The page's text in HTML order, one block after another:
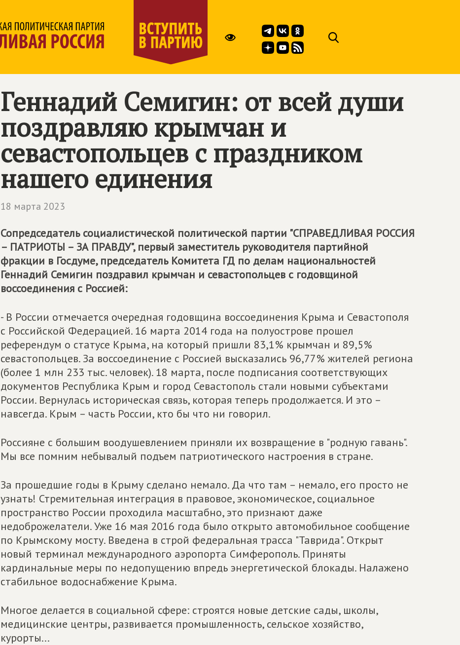
Геннадий Семигин: от всей души
поздравляю крымчан и
севастопольцев с праздником
нашего единения
18 марта 2023
Сопредседатель социалистической политической партии "СПРАВЕДЛИВАЯ РОССИЯ
– ПАТРИОТЫ – ЗА ПРАВДУ", первый заместитель руководителя партийной
фракции в Госдуме, председатель Комитета ГД по делам национальностей
Геннадий Семигин поздравил крымчан и севастопольцев с годовщиной
воссоединения с Россией:
- В России отмечается очередная годовщина воссоединения Крыма и Севастополя
с Российской Федерацией. 16 марта 2014 года на полуострове прошел
референдум о статусе Крыма, на который пришли 83,1% крымчан и 89,5%
севастопольцев. За воссоединение с Россией высказались 96,77% жителей региона
(более 1 млн 233 тыс. человек). 18 марта, после подписания соответствующих
документов Республика Крым и город Севастополь стали новыми субъектами
России. Вернулась историческая связь, которая теперь продолжается. И это –
навсегда. Крым – часть России, кто бы что ни говорил.
Россияне с большим воодушевлением приняли их возвращение в "родную гавань".
Мы все помним небывалый подъем патриотического настроения в стране.
За прошедшие годы в Крыму сделано немало. Да что там – немало, его просто не
узнать! Стремительная интеграция в правовое, экономическое, социальное
пространство России проходила масштабно, это признают даже
недоброжелатели. Уже 16 мая 2016 года было открыто автомобильное сообщение
по Крымскому мосту. Введена в строй федеральная трасса "Таврида". Открыт
новый терминал международного аэропорта Симферополь. Приняты
кардинальные меры по недопущению впредь энергетической блокады. Налажено
стабильное водоснабжение Крыма.
Многое делается в социальной сфере: строятся новые детские сады, школы,
медицинские центры, развивается промышленность, сельское хозяйство,
курорты...